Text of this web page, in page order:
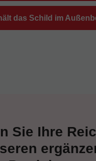
das Schild im
Sie Ihre